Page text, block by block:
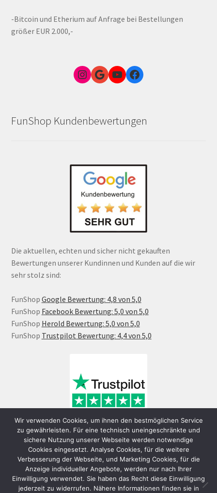
-Bitcoin und Etherium auf Anfrage bei Bestellungen
größer EUR 2.000,-
Instagram
Google Link zum FunShop WienYouTubeFacebook
FunShop Kundenbewertungen
Die aktuellen, echten und sicher nicht gekauften
Bewertungen unserer Kundinnen und Kunden auf die wir
sehr stolz sind:
FunShop Google Bewertung: 4,8 von 5,0
FunShop Facebook Bewertung: 5,0 von 5,0
FunShop Herold Bewertung: 5,0 von 5,0
FunShop Trustpilot Bewertung: 4,4 von 5,0
Wir verwenden Cookies, um ihnen den bestmöglichen Service
zu gewährleisten. Für eine technisch uneingeschränkte und
sichere Nutzung unserer Webseite werden notwendige
Cookies eingesetzt. Analyse Cookies, für die weitere
Verbesserung der Webseite, und Marketing Cookies, für die
Anzeige individueller Angebote, werden nur nach Ihrer
Einwilligung verwendet. Sie haben das Recht diese Einwilligung
jederzeit zu widerrufen. Nähere Informationen finden sie in